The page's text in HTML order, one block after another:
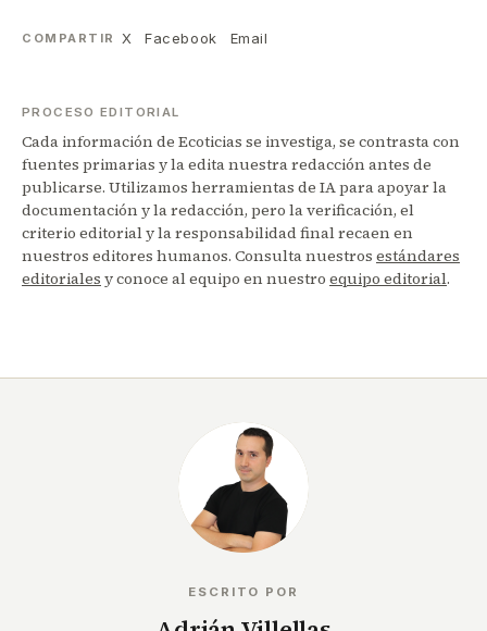
COMPARTIR X Facebook Email
PROCESO EDITORIAL
Cada información de Ecoticias se investiga, se contrasta con
fuentes primarias y la edita nuestra redacción antes de
publicarse. Utilizamos herramientas de IA para apoyar la
documentación y la redacción, pero la verificación, el
criterio editorial y la responsabilidad final recaen en
nuestros editores humanos. Consulta nuestros estándares
editoriales y conoce al equipo en nuestro equipo editorial.
ESCRITO POR